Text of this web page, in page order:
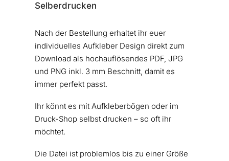
Selberdrucken
Nach der Bestellung erhaltet ihr euer
individuelles Aufkleber Design direkt zum
Download als hochauflösendes PDF, JPG
und PNG inkl. 3 mm Beschnitt, damit es
immer perfekt passt.
Ihr könnt es mit Aufkleberbögen oder im
Druck-Shop selbst drucken – so oft ihr
möchtet.
Die Datei ist problemlos bis zu einer Größe